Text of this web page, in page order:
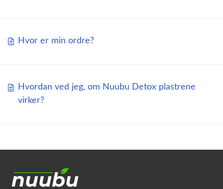
Hvor er min ordre?
Hvordan ved jeg, om Nuubu Detox plastrene
virker?